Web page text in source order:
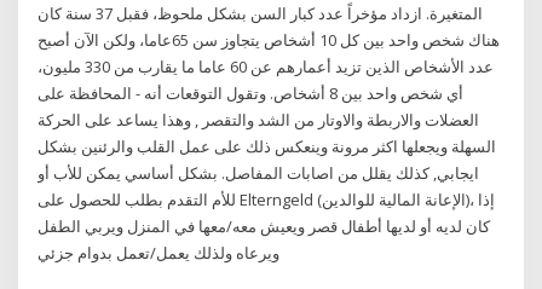
المتغيرة. ازداد مؤخراً عدد كبار السن بشكل ملحوظ، فقبل 37 سنة كان
هناك شخص واحد بين كل 10 أشخاص يتجاوز سن 65عاما، ولكن الآن أصبح
عدد الأشخاص الذين تزيد أعمارهم عن 60 عاما ما يقارب من 330 مليون،
أي شخص واحد بين 8 أشخاص. وتقول التوقعات أنه - المحافظة على
العضلات والاربطة والاوتار من الشد والتقصر , وهذا يساعد على الحركة
السهلة ويجعلها اكثر مرونة وينعكس ذلك على عمل القلب والرئنين بشكل
ايجابي, كذلك يقلل من اصابات المفاصل. بشكل أساسي يمكن للأب أو
للأم التقدم بطلب للحصول على Elterngeld (الإعانة المالية للوالدين)، إذا
كان لديه أو لديها أطفال قصر ويعيش معه/معها في المنزل ويربي الطفل
ويرعاه ولذلك يعمل/تعمل بدوام جزئي